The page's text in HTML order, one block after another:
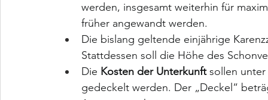
werden, insgesamt weiterhin für
früher angewandt werden.
Die bislang geltende einjährige
Stattdessen soll die Höhe des
Die Kosten der Unterkunft sollen unter
gedeckelt werden. Der „Deckel“